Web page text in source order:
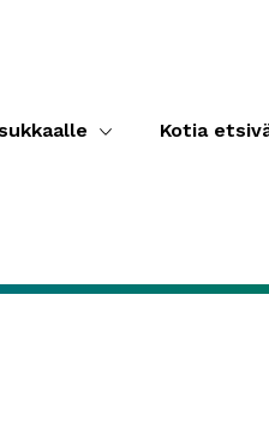
Kotia